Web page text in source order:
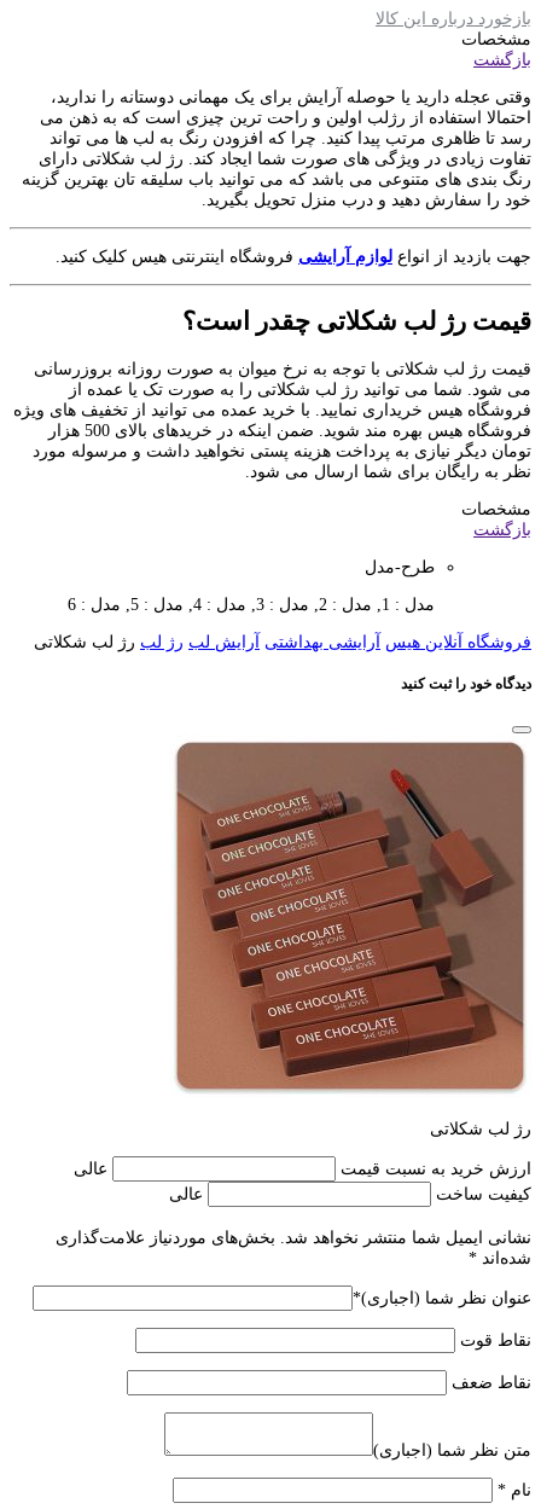
بازخورد درباره این کالا
مشخصات
بازگشت
وقتی عجله دارید یا حوصله آرایش برای یک مهمانی دوستانه را ندارید،
احتمالا استفاده از رژلب اولین و راحت ترین چیزی است که به ذهن می‌
رسد تا ظاهری مرتب پیدا کنید. چرا که افزودن رنگ به لب‌ ها می‌ تواند
تفاوت زیادی در ویژگی‌ های صورت شما ایجاد کند. رژ لب شکلاتی دارای
رنگ بندی های متنوعی می باشد که می توانید باب سلیقه تان بهترین گزینه
خود را سفارش دهید و درب منزل تحویل بگیرید.
جهت بازدید از انواع لوازم آرایشی فروشگاه اینترنتی هیس کلیک کنید.
قیمت رژ لب شکلاتی چقدر است؟
قیمت رژ لب شکلاتی با توجه به نرخ میوان به صورت روزانه بروزرسانی
می شود. شما می توانید رژ لب شکلاتی را به صورت تک یا عمده از
فروشگاه هیس خریداری نمایید. با خرید عمده می توانید از تخفیف های ویژه
فروشگاه هیس بهره مند شوید. ضمن اینکه در خریدهای بالای 500 هزار
تومان دیگر نیازی به پرداخت هزینه پستی نخواهید داشت و مرسوله مورد
نظر به رایگان برای شما ارسال می شود.
مشخصات
بازگشت
طرح-مدل
مدل : 1, مدل : 2, مدل : 3, مدل : 4, مدل : 5, مدل : 6
فروشگاه آنلاین هیس آرایشی بهداشتی آرایش لب رژ لب رژ لب شکلاتی
دیدگاه خود را ثبت کنید
رژ لب شکلاتی
ارزش خرید به نسبت قیمت
عالی
کیفیت ساخت
عالی
نشانی ایمیل شما منتشر نخواهد شد.
بخش‌های موردنیاز علامت‌گذاری
شده‌اند *
عنوان نظر شما (اجباری)*
نقاط قوت
نقاط ضعف
متن نظر شما (اجباری)
نام *